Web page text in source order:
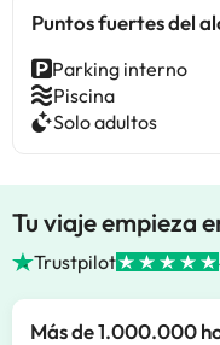
Puntos fuertes del
Parking interno
Piscina
Solo adultos
Tu viaje empieza
Trustpilot
Más de 1.000.000